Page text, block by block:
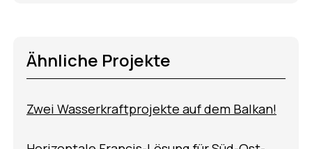
Ähnliche Projekte
Zwei Wasserkraftprojekte auf dem Balkan!